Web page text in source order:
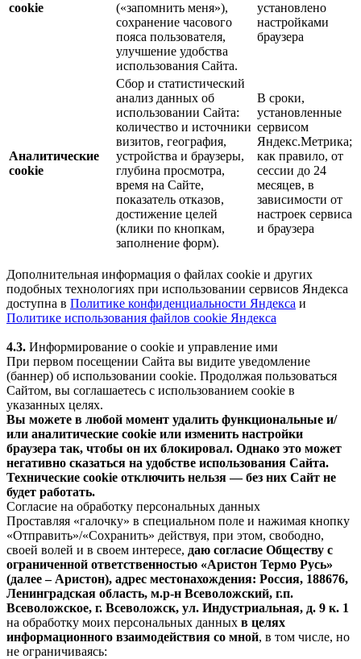
cookie
(«запомнить меня»),
сохранение часового
пояса пользователя,
улучшение удобства
использования Сайта.
установлено
настройками
браузера
Аналитические
cookie
Сбор и статистический
анализ данных об
использовании Сайта:
количество и источники
визитов, география,
устройства и браузеры,
глубина просмотра,
время на Сайте,
показатель отказов,
достижение целей
(клики по кнопкам,
заполнение форм).
В сроки,
установленные
сервисом
Яндекс.Метрика;
как правило, от
сессии до 24
месяцев, в
зависимости от
настроек сервиса
и браузера
Дополнительная информация о файлах cookie и других
подобных технологиях при использовании сервисов Яндекса
доступна в Политике конфиденциальности Яндекса и
Политике использования файлов cookie Яндекса
4.3. Информирование о cookie и управление ими
При первом посещении Сайта вы видите уведомление
(баннер) об использовании cookie. Продолжая пользоваться
Сайтом, вы соглашаетесь с использованием cookie в
указанных целях.
Вы можете в любой момент удалить функциональные и/
или аналитические cookie или изменить настройки
браузера так, чтобы он их блокировал. Однако это может
негативно сказаться на удобстве использования Сайта.
Технические cookie отключить нельзя — без них Сайт не
будет работать.
Согласие на обработку персональных данных
Проставляя «галочку» в специальном поле и нажимая кнопку
«Отправить»/«Сохранить» действуя, при этом, свободно,
своей волей и в своем интересе, даю согласие Обществу с
ограниченной ответственностью «Аристон Термо Русь»
(далее – Аристон), адрес местонахождения: Россия, 188676,
Ленинградская область, м.р-н Всеволожский, г.п.
Всеволожское, г. Всеволожск, ул. Индустриальная, д. 9 к. 1
на обработку моих персональных данных в целях
информационного взаимодействия со мной, в том числе, но
не ограничиваясь: